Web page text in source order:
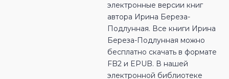
электронные версии книг
автора Ирина Береза-
Подлунная. Все книги Ирина
Береза-Подлунная можно
бесплатно скачать в формате
FB2 и EPUB. В нашей
электронной библиотеке